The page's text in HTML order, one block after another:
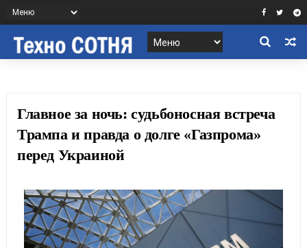
Главное за ночь: судьбоносная встреча
Трампа и правда о долге «Газпрома»
перед Украиной